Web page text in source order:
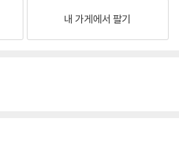
내 가게에서 팔기